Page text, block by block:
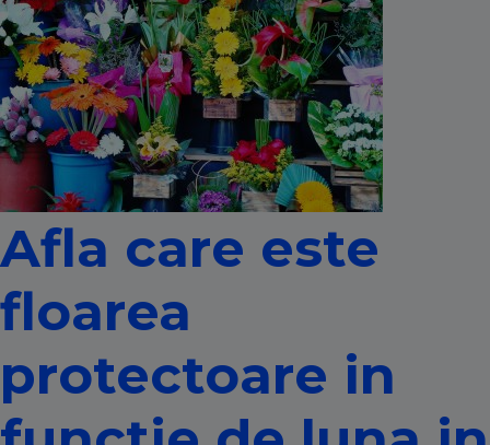
Afla care este
floarea
protectoare in